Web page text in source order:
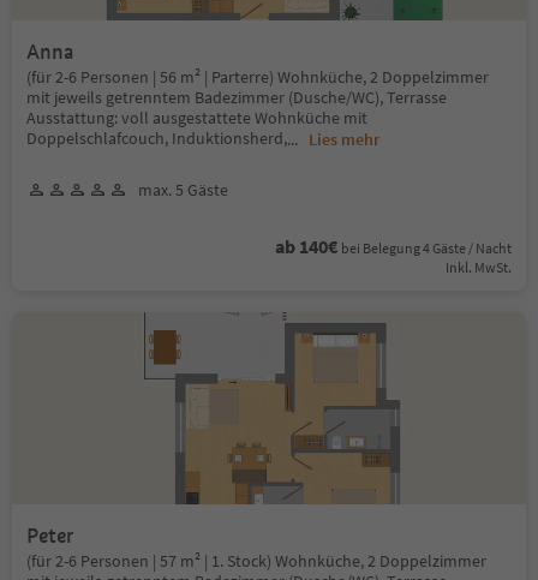
Anna
(für 2-6 Personen | 56 m² | Parterre) Wohnküche, 2 Doppelzimmer
mit jeweils getrenntem Badezimmer (Dusche/WC), Terrasse
Ausstattung: voll ausgestattete Wohnküche mit
Doppelschlafcouch, Induktionsherd,... Lies mehr
max. 5 Gäste
ab 140€ bei Belegung 4 Gäste / Nacht
Inkl. MwSt.
Peter
(für 2-6 Personen | 57 m² | 1. Stock) Wohnküche, 2 Doppelzimmer